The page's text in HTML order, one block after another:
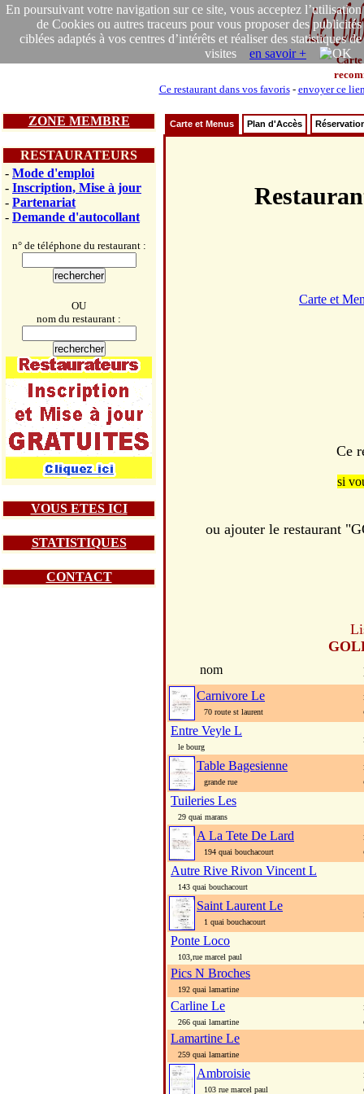
En poursuivant votre navigation sur ce site, vous acceptez l’utilisation
de Cookies ou autres traceurs pour vous proposer des publicités
ciblées adaptés à vos centres d’intérêts et réaliser des statistiques de
visites en savoir +
Carte
Ce restaurant dans vos favoris- envoyer ce
ZONE MEMBRE
RESTAURATEURS
- Mode d'emploi
- Inscription, Mise à jour
- Partenariat
- Demande d'autocollant
n° de téléphone du restaurant :
OU
nom du restaurant :
VOUS ETES ICI
STATISTIQUES
CONTACT
Carte et Menus Plan d'Accès
Carte et
Ce
si
ou ajouter le restaurant
nom
Carnivore Le
70 route st laurent
Entre Veyle L
le bourg
Table Bagesienne
grande rue
Tuileries Les
29 quai marans
A La Tete De Lard
194 quai bouchacourt
Autre Rive Rivon Vincent L
143 quai bouchacourt
Saint Laurent Le
1 quai bouchacourt
Ponte Loco
103,rue marcel paul
Pics N Broches
192 quai lamartine
Carline Le
266 quai lamartine
Lamartine Le
259 quai lamartine
Ambroisie
103 rue marcel paul